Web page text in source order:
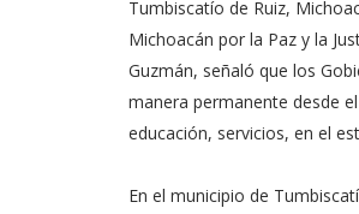
Tumbiscatío de Ruiz,
Michoacán por la Paz y la
Guzmán, señaló que los
manera permanente desde
educación, servicios, en el
En el municipio de